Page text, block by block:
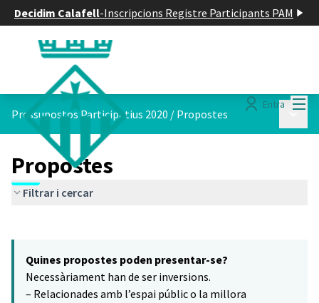
Decidim Calafell-Inscripcions Registre Participants PAM
Entra
Pressupostos Participatius 2020 / Propostes
Propostes
Filtrar i cercar
−
Quines propostes poden presentar-se?
Necessàriament han de ser inversions.
– Relacionades amb l’espai públic o la millora